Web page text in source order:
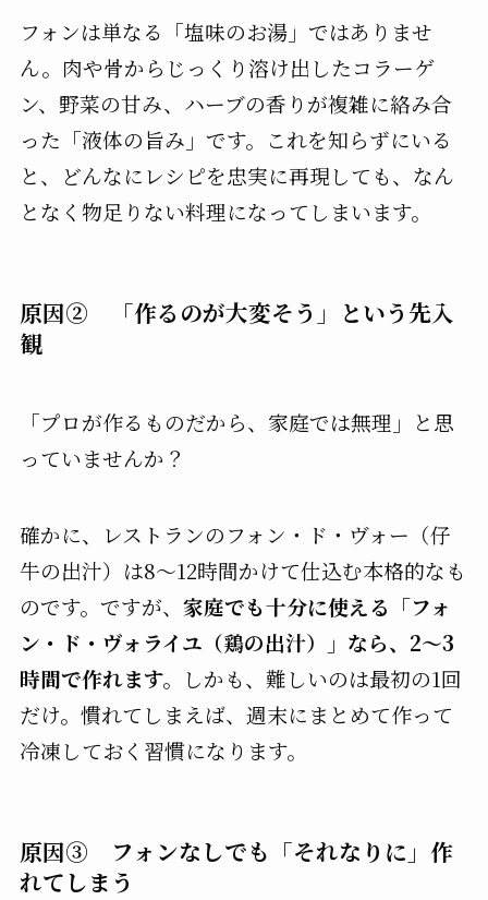
フォンは単なる「塩味のお湯」ではありませ
ん。肉や骨からじっくり溶け出したコラーゲ
ン、野菜の甘み、ハーブの香りが複雑に絡み合
った「液体の旨み」です。これを知らずにいる
と、どんなにレシピを忠実に再現しても、なん
となく物足りない料理になってしまいます。
原因② 「作るのが大変そう」という先入
観
「プロが作るものだから、家庭では無理」と思
っていませんか？
確かに、レストランのフォン・ド・ヴォー（仔
牛の出汁）は8〜12時間かけて仕込む本格的なも
のです。ですが、 家庭でも十分に使える「フォ
ン・ド・ヴォライユ（鶏の出汁）」なら、2〜3
時間で作れます。 しかも、難しいのは最初の1回
だけ。慣れてしまえば、週末にまとめて作って
冷凍しておく習慣になります。
原因③ フォンなしでも「それなりに」作
れてしまう